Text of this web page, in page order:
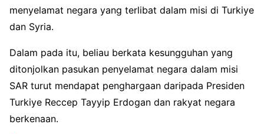
menyelamat negara yang terlibat dalam misi di Turkiye
dan Syria.
Dalam pada itu, beliau berkata kesungguhan yang
ditonjolkan pasukan penyelamat negara dalam misi
SAR turut mendapat penghargaan daripada Presiden
Turkiye Reccep Tayyip Erdogan dan rakyat negara
berkenaan.